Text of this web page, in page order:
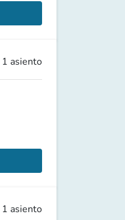
1 asiento
1 asiento